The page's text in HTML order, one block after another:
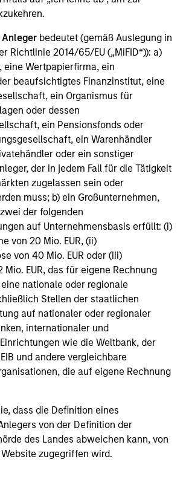
bedeutet (gemäß Auslegung in
Richtlinie 2014/65/EU („MiFID“)): a)
eine Wertpapierfirma, ein
beaufsichtigtes Finanzinstitut, eine
ein Organismus für
oder dessen
ein Pensionsfonds oder
ein Warenhändler
oder ein sonstiger
der in jedem Fall für die Tätigkeit
zugelassen sein oder
muss; b) ein Großunternehmen,
der folgenden
auf Unternehmensbasis erfüllt: (i)
von 20 Mio. EUR, (ii)
von 40 Mio. EUR oder (iii)
Mio. EUR, das für eigene Rechnung
nationale oder regionale
Stellen der staatlichen
auf nationaler oder regionaler
internationaler und
wie die Weltbank, der
EIB und andere vergleichbare
die auf eigene Rechnung
dass die Definition eines
von der Definition der
des Landes abweichen kann, von
zugegriffen wird.
of Crowds in Markets:
in Prediction, Betting,
wisdom of crowds in the context of
sports betting markets,
markets, and the stock market.
the market, give a history,
see how it aggregates
for diversity breakdowns, and
of incentives. The betting
sum, but the stock market has
returns. Understanding how
useful for evaluating
excess returns.
Market Monitor - Q2 2026
on the private credit landscape,
market developments, and
shaping the asset